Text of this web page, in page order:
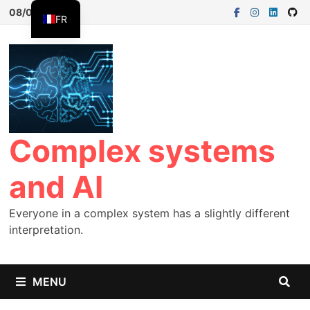
08/08/2026
Complex systems
and AI
Everyone in a complex system has a slightly different
interpretation.
MENU
FR
EN
ES